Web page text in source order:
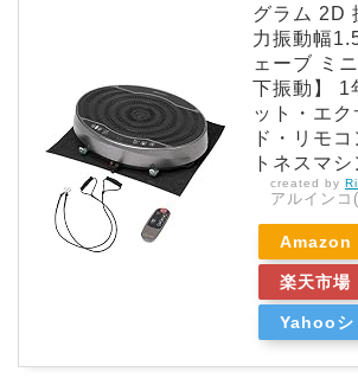
グラム 2D
力振動幅
ェーブ ミ
下振動】 1
ット・エ
ド・リモ
トネスマ
created by
アルイン
Amazon
楽天市場
Yahooシ